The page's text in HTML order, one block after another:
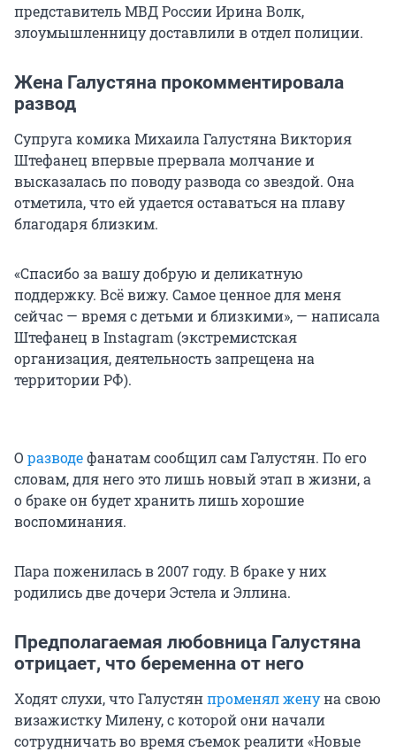
представитель МВД России Ирина Волк,
злоумышленницу доставлили в отдел полиции.
Жена Галустяна прокомментировала
развод
Супруга комика Михаила Галустяна Виктория
Штефанец впервые прервала молчание и
высказалась по поводу развода со звездой. Она
отметила, что ей удается оставаться на плаву
благодаря близким.
«Спасибо за вашу добрую и деликатную
поддержку. Всё вижу. Самое ценное для меня
сейчас — время с детьми и близкими», — написала
Штефанец в Instagram (экстремистская
организация, деятельность запрещена на
территории РФ).
О разводефанатам сообщил сам Галустян. По его
словам, для него это лишь новый этап в жизни, а
о браке он будет хранить лишь хорошие
воспоминания.
Пара поженилась в 2007 году. В браке у них
родились две дочери Эстела и Эллина.
Предполагаемая любовница Галустяна
отрицает, что беременна от него
Ходят слухи, что Галустянпроменял женуна свою
визажистку Милену, с которой они начали
сотрудничать во время съемок реалити «Новые